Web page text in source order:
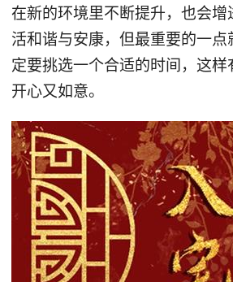
在新的环境里不断提升，也会增
活和谐与安康，但最重要的一
定要挑选一个合适的时间，这
开心又如意。